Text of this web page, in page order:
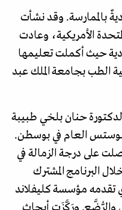
بالممارسة. وقد نشأت
الأمريكية، وعادت
حيث أكملت تعليمها
الطب بجامعة الملك عبد
و1996، عملت الدكتورة حنان بلخي طبيبة
العام في بوسطن.
من 1996 إلى 1999، حصلت على درجة الزمالة في
البرنامج المشترك
تقدمه مؤسسة كليفلاند